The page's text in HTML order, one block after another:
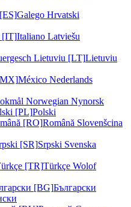
Galego Hrvatski
[IT]Italiano Latviešu
Lietuviu [LT]Lietuviu
México Nederlands
Norwegian Nynorsk
[PL]Polski
[RO]Română Slovenšcina
[SR]Srpski Svenska
[TR]Türkçe Wolof
[BG]Български